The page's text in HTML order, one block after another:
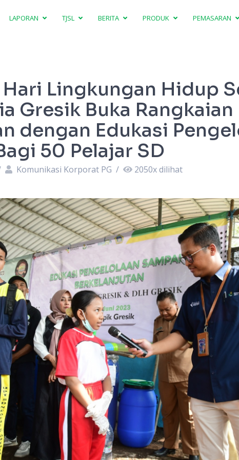
LAPORAN TJSL BERITA PRODUK PEMASARAN
Lingkungan Hidup
Gresik Buka Rangkaian
dengan Edukasi
50 Pelajar SD
Komunikasi Korporat PG / 2050x dilihat